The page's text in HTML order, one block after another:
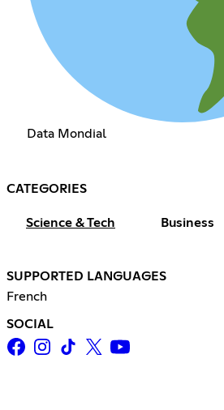
Data Mondial
CATEGORIES
Science & Tech Business
SUPPORTED LANGUAGES
French
SOCIAL